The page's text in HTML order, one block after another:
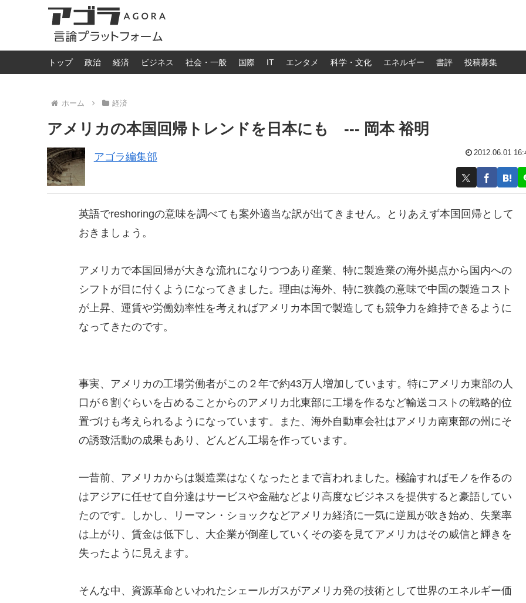
トップ 政治 経済 ビジネス 社会・一般 国際 IT エンタメ 科学・文化 エネルギー 書評 投稿募集
ホーム 経済
アメリカの本国回帰トレンドを日本にも --- 岡本 裕明
アゴラ編集部 2012.06.01
英語でreshoringの意味を調べても案外適当な訳が出てきません。とりあえず本国回帰として
おきましょう。
アメリカで本国回帰が大きな流れになりつつあり産業、特に製造業の海外拠点から国内への
シフトが目に付くようになってきました。理由は海外、特に狭義の意味で中国の製造コスト
が上昇、運賃や労働効率性を考えればアメリカ本国で製造しても競争力を維持できるように
なってきたのです。
事実、アメリカの工場労働者がこの２年で約43万人増加しています。特にアメリカ東部の人
口が６割ぐらいを占めることからのアメリカ北東部に工場を作るなど輸送コストの戦略的位
置づけも考えられるようになっています。また、海外自動車会社はアメリカ南東部の州にそ
の誘致活動の成果もあり、どんどん工場を作っています。
一昔前、アメリカからは製造業はなくなったとまで言われました。極論すればモノを作るの
はアジアに任せて自分達はサービスや金融などより高度なビジネスを提供すると豪語してい
たのです。しかし、リーマン・ショックなどアメリカ経済に一気に逆風が吹き始め、失業率
は上がり、賃金は低下し、大企業が倒産していくその姿を見てアメリカはその威信と輝きを
失ったように見えます。
そんな中、資源革命といわれたシェールガスがアメリカ発の技術として世界のエネルギー価